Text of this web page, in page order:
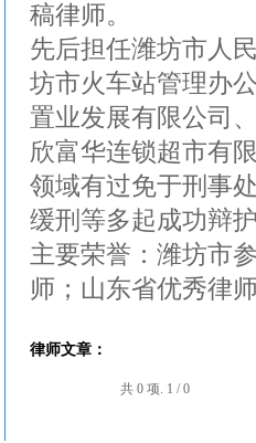
稿律师。
先后担任潍坊市人
坊市火车站管理办
置业发展有限公司
欣富华连锁超市有
领域有过免于刑事
缓刑等多起成功辩
主要荣誉：潍坊市
师；山东省优秀律
律师文章：
共 0 项. 1 / 0